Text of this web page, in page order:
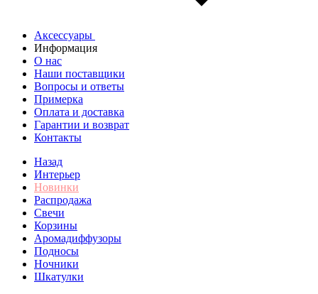
Аксессуары
Информация
О нас
Наши поставщики
Вопросы и ответы
Примерка
Оплата и доставка
Гарантии и возврат
Контакты
Назад
Интерьер
Новинки
Распродажа
Свечи
Корзины
Аромадиффузоры
Подносы
Ночники
Шкатулки